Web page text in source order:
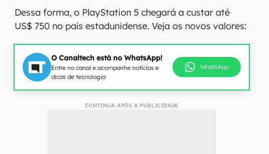
Dessa forma, o PlayStation 5 chegará a custar até
US$ 750 no país estadunidense. Veja os novos valores:
O Canaltech está no WhatsApp!
Entre no canal e acompanhe notícias e
dicas de tecnologia
WhatsApp
CONTINUA APÓS A PUBLICIDADE